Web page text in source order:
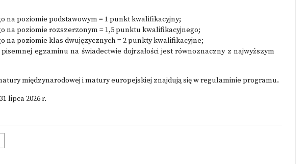
na poziomie podstawowym = 1 punkt kwalifikacyjny;
na poziomie rozszerzonym = 1,5 punktu kwalifikacyjnego;
na poziomie klas dwujęzycznych = 2 punkty kwalifikacyjne;
egzaminu na świadectwie dojrzałości jest równoznaczny z najwyższym
międzynarodowej i matury europejskiej znajdują się wregulaminie programu.
lipca 2026 r.